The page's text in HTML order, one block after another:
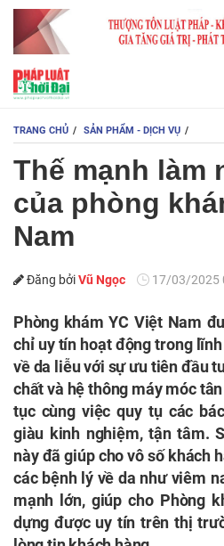
TRANG CHỦ SẢN PHẨM - DỊCH VỤ
Thế mạnh làm
của phòng
Nam
Đăng bởiVũ Ngọc 17/03/2025
Phòng khám YC Việt Nam
chỉ uy tín hoạt động trong
về da liễu với sự ưu tiên đầu
chất và hệ thông máy móc
tục cùng việc quy tụ các
giàu kinh nghiệm, tận tâm.
này đã giúp cho vô số khách
các bệnh lý về da như viêm
mạnh lớn, giúp cho Phòng
dựng được uy tín trên thị